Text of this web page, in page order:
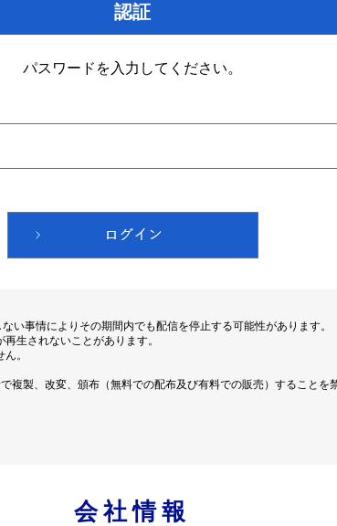
認証
パスワードを入力してください。
い事情によりその期間内でも配信を停止する可能性があります。
生されないことがあります。
。
製、改変、頒布（無料での配布及び有料での販売）することを
会社情報